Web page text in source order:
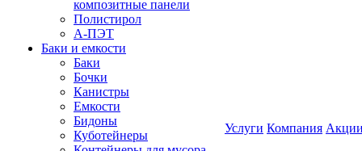
композитные панели
Полистирол
А-ПЭТ
Баки и емкости
Баки
Бочки
Канистры
Емкости
Бидоны
Куботейнеры
Услуги Компания